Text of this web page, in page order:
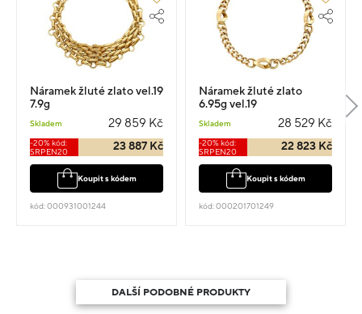
Náramek žluté zlato vel.19
7.9g
Skladem 29 859 Kč
-20% kód:
SRPEN20
23 887 Kč
Koupit s kódem
kód: 000931001244
Náramek žluté zlato
6.95g vel.19
Skladem 28 529 Kč
-20% kód:
SRPEN20
22 823 Kč
Koupit s kódem
kód: 000201701249
DALŠÍ PODOBNÉ PRODUKTY